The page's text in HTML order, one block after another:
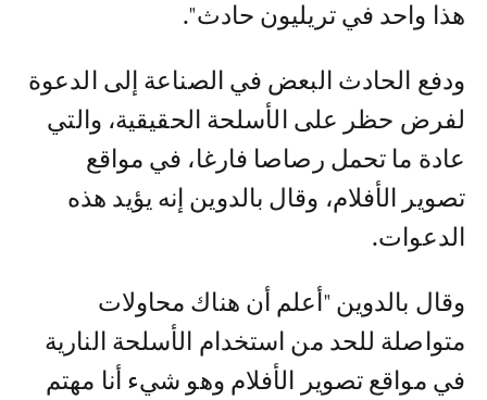
هذا واحد في تريليون حادث".
ودفع الحادث البعض في الصناعة إلى الدعوة
لفرض حظر على الأسلحة الحقيقية، والتي
عادة ما تحمل رصاصا فارغا، في مواقع
تصوير الأفلام، وقال بالدوين إنه يؤيد هذه
الدعوات.
وقال بالدوين "أعلم أن هناك محاولات
متواصلة للحد من استخدام الأسلحة النارية
في مواقع تصوير الأفلام وهو شيء أنا مهتم